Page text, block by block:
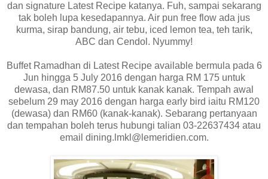
dan signature Latest Recipe katanya. Fuh, sampai sekarang
tak boleh lupa kesedapannya. Air pun free flow ada jus
kurma, sirap bandung, air tebu, iced lemon tea, teh tarik,
ABC dan Cendol. Nyummy!
Buffet Ramadhan di Latest Recipe available bermula pada 6
Jun hingga 5 July 2016 dengan harga RM 175 untuk
dewasa, dan RM87.50 untuk kanak kanak. Tempah awal
sebelum 29 may 2016 dengan harga early bird iaitu RM120
(dewasa) dan RM60 (kanak-kanak). Sebarang pertanyaan
dan tempahan boleh terus hubungi talian 03-22637434 atau
email dining.lmkl@lemeridien.com.